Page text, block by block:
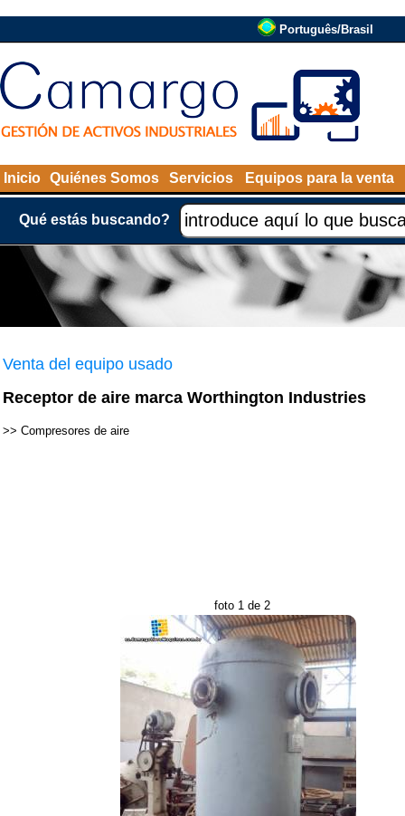
Português/Brasil
Inicio Quiénes Somos Servicios Equipos para la venta
Qué estás buscando?
Venta del equipo usado
Receptor de aire marca Worthington Industries
>> Compresores de aire
foto 1 de 2